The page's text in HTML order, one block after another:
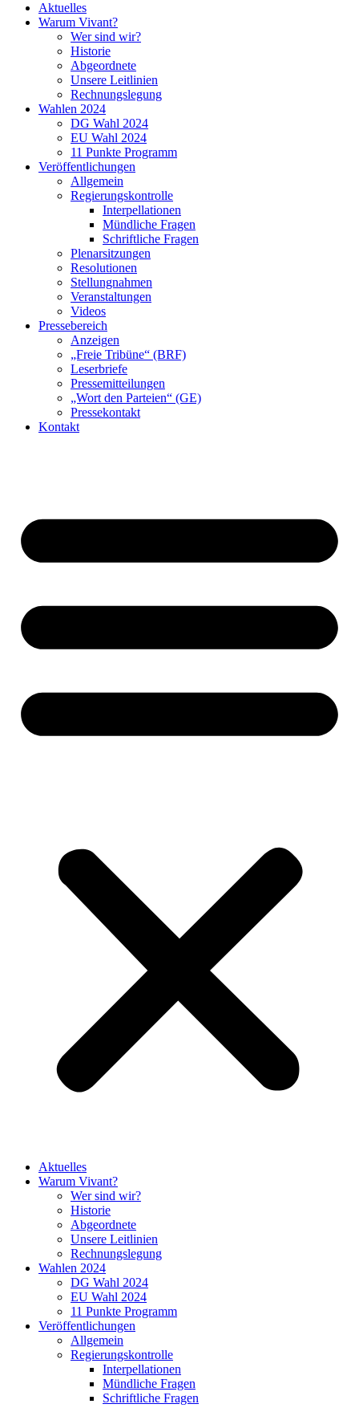
Aktuelles
Warum Vivant?
Wer sind wir?
Historie
Abgeordnete
Unsere Leitlinien
Rechnungslegung
Wahlen 2024
DG Wahl 2024
EU Wahl 2024
11 Punkte Programm
Veröffentlichungen
Allgemein
Regierungskontrolle
Interpellationen
Mündliche Fragen
Schriftliche Fragen
Plenarsitzungen
Resolutionen
Stellungnahmen
Veranstaltungen
Videos
Pressebereich
Anzeigen
„Freie Tribüne“ (BRF)
Leserbriefe
Pressemitteilungen
„Wort den Parteien“ (GE)
Pressekontakt
Kontakt
Aktuelles
Warum Vivant?
Wer sind wir?
Historie
Abgeordnete
Unsere Leitlinien
Rechnungslegung
Wahlen 2024
DG Wahl 2024
EU Wahl 2024
11 Punkte Programm
Veröffentlichungen
Allgemein
Regierungskontrolle
Interpellationen
Mündliche Fragen
Schriftliche Fragen